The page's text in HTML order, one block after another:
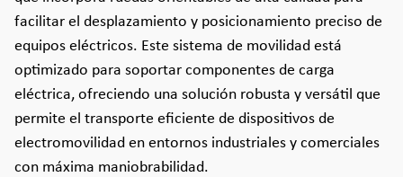
facilitar el desplazamiento y posicionamiento preciso de
equipos eléctricos. Este sistema de movilidad está
optimizado para soportar componentes de carga
eléctrica, ofreciendo una solución robusta y versátil que
permite el transporte eficiente de dispositivos de
electromovilidad en entornos industriales y comerciales
con máxima maniobrabilidad.